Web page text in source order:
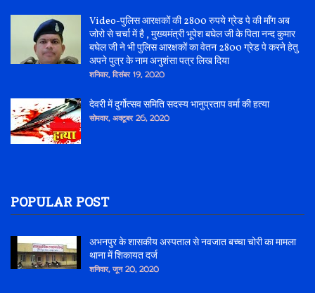
Video-पुलिस आरक्षकों की 2800 रुपये ग्रेड पे की माँग अब
जोरो से चर्चा में है , मुख्यमंत्री भूपेश बघेल जी के पिता नन्द कुमार
बघेल जी ने भी पुलिस आरक्षकों का वेतन 2800 ग्रेड पे करने हेतु
अपने पुत्र के नाम अनुशंसा पत्र लिख दिया
शनिवार, दिसंबर 19, 2020
देवरी में दुर्गोत्सव समिति सदस्य भानुप्रताप वर्मा की हत्या
सोमवार, अक्टूबर 26, 2020
POPULAR POST
अभनपुर के शासकीय अस्पताल से नवजात बच्चा चोरी का मामला
थाना में शिकायत दर्ज
शनिवार, जून 20, 2020